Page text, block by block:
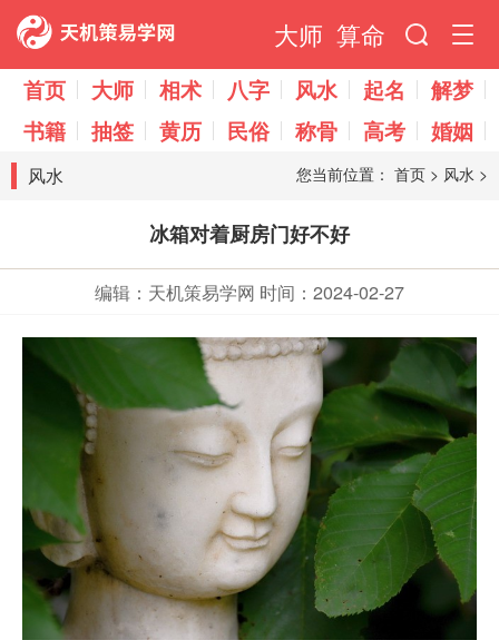
大师 算命
首页 大师 相术 八字 风水 起名
解梦
书籍
抽签 黄历 民俗 称骨 高考 婚姻
风水 您当前位置： 首页 > 风水 >
冰箱对着厨房门好不好
编辑：天机策易学网 时间：2024-02-27